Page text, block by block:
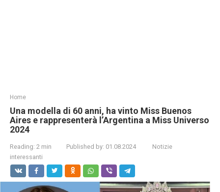
Home
Una modella di 60 anni, ha vinto Miss Buenos
Aires e rappresenterà l’Argentina a Miss Universo
2024
Reading: 2 min Published by: 01.08.2024
Notizie
interessanti